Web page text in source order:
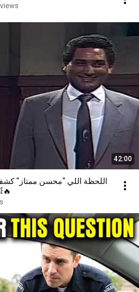
42:00
اللحظة اللي "محسن ممتاز"